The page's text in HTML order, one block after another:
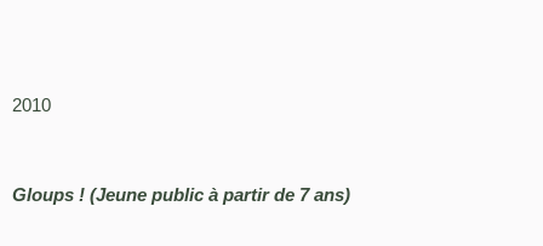
2010
Gloups ! (Jeune public à partir de 7 ans)